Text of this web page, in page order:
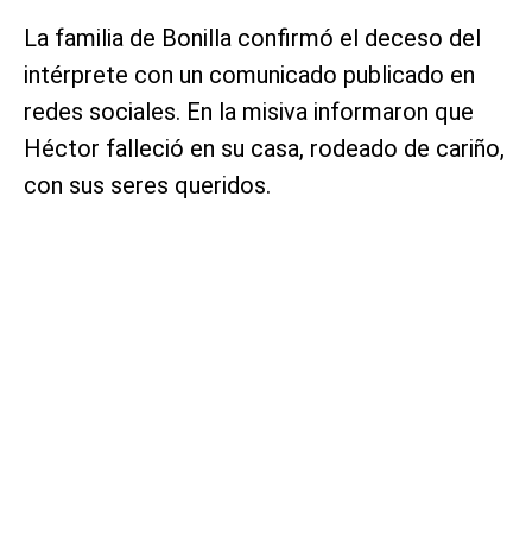
La familia de Bonilla confirmó el deceso del
intérprete con un comunicado publicado en
redes sociales. En la misiva informaron que
Héctor falleció en su casa, rodeado de cariño,
con sus seres queridos.